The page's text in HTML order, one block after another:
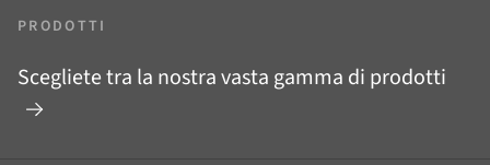
PRODOTTI
Scegliete tra la nostra vasta gamma di prodotti